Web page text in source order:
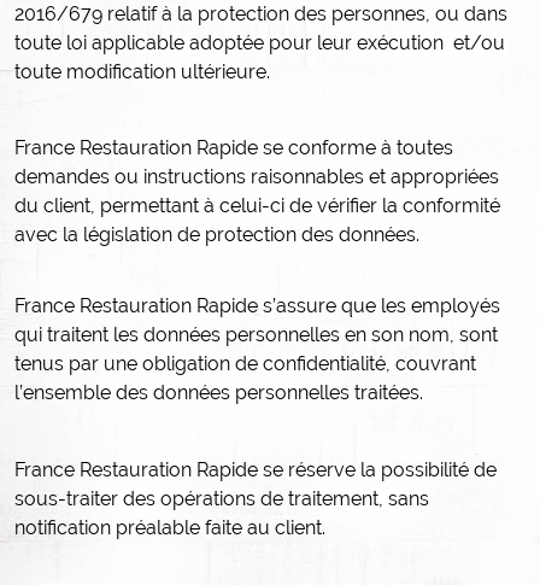
2016/679 relatif à la protection des personnes, ou dans
toute loi applicable adoptée pour leur exécution et/ou
toute modification ultérieure.
France Restauration Rapide se conforme à toutes
demandes ou instructions raisonnables et appropriées
du client, permettant à celui-ci de vérifier la conformité
avec la législation de protection des données.
France Restauration Rapide s’assure que les employés
qui traitent les données personnelles en son nom, sont
tenus par une obligation de confidentialité, couvrant
l’ensemble des données personnelles traitées.
France Restauration Rapide se réserve la possibilité de
sous-traiter des opérations de traitement, sans
notification préalable faite au client.